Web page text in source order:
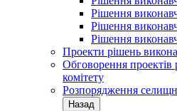
Рішення
Рішення
Рішення
Проекти рішень
Обговорення проектів
комітету
Розпорядження
Назад